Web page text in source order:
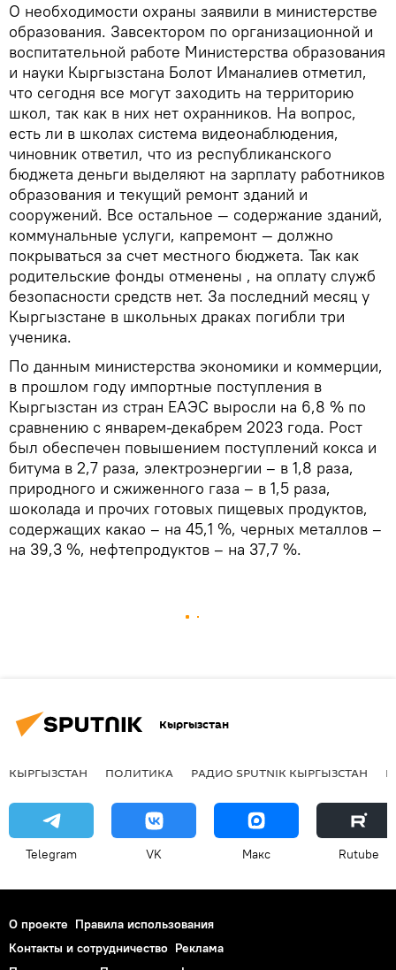
О необходимости охраны заявили в министерстве
образования. Завсектором по организационной и
воспитательной работе Министерства образования
и науки Кыргызстана Болот Иманалиев отметил,
что сегодня все могут заходить на территорию
школ, так как в них нет охранников. На вопрос,
есть ли в школах система видеонаблюдения,
чиновник ответил, что из республиканского
бюджета деньги выделяют на зарплату работников
образования и текущий ремонт зданий и
сооружений. Все остальное — содержание зданий,
коммунальные услуги, капремонт — должно
покрываться за счет местного бюджета. Так как
родительские фонды отменены , на оплату служб
безопасности средств нет. За последний месяц у
Кыргызстане в школьных драках погибли три
ученика.
По данным министерства экономики и коммерции,
в прошлом году импортные поступления в
Кыргызстан из стран ЕАЭС выросли на 6,8 % по
сравнению с январем-декабрем 2023 года. Рост
был обеспечен повышением поступлений кокса и
битума в 2,7 раза, электроэнергии – в 1,8 раза,
природного и сжиженного газа – в 1,5 раза,
шоколада и прочих готовых пищевых продуктов,
содержащих какао – на 45,1 %, черных металлов –
на 39,3 %, нефтепродуктов – на 37,7 %.
Кыргызстан
КЫРГЫЗСТАН ПОЛИТИКА РАДИО SPUTNIK КЫРГЫЗСТАН
Telegram VK Макс Rutube
О проекте Правила использования
Контакты и сотрудничество Реклама